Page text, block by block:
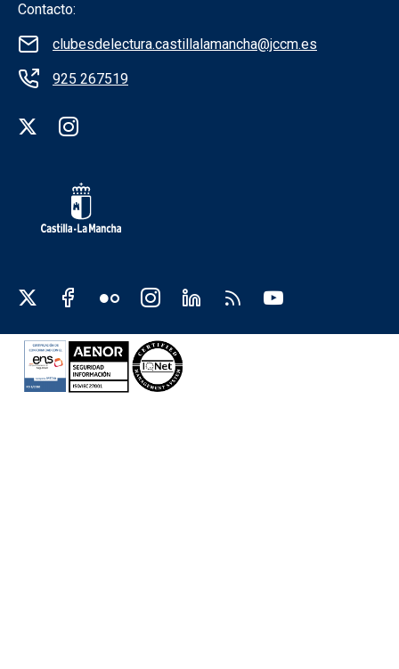
Contacto:
clubesdelectura.castillalamancha@jccm.es
925 267519
Redes sociales institución
Redes sociales JCCM